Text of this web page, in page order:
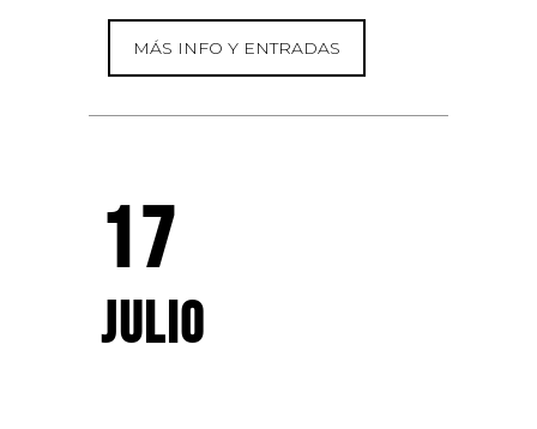
MÁS INFO Y ENTRADAS
17
JULIO